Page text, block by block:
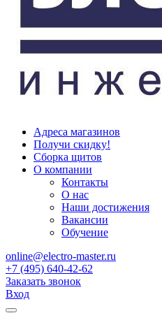
Адреса магазинов
Получи скидку!
Сборка щитов
О компании
Контакты
О нас
Наши достижения
Вакансии
Обучение
online@electro-master.ru
+7 (495) 640-42-62
Заказать звонок
Вход